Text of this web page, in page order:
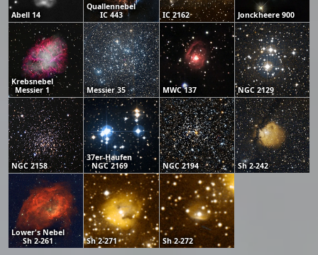
Abell 14
Quallennebel
IC 443
IC 2162 Jonckheere 900
Krebsnebel
Messier 1
Messier 35 MWC 137 NGC 2129
NGC 2158
37er-Haufen
NGC 2169
NGC 2194 Sh 2-242
Lower's Nebel
Sh 2-261
Sh 2-271 Sh 2-272